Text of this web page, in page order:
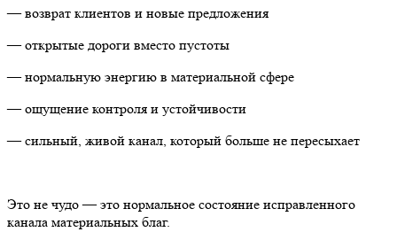
— возврат клиентов и новые предложения
— открытые дороги вместо пустоты
— нормальную энергию в материальной сфере
— ощущение контроля и устойчивости
— сильный, живой канал, который больше не пересыхает
Это не чудо — это нормальное состояние исправленного
канала материальных благ.